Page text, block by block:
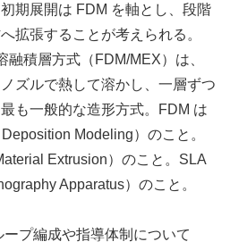
期展開は FDM を軸とし、段階
拡張することが考えられる。
融積層方式（FDM/MEX）は、
ズルで熱して溶かし、一層ずつ
も一般的な造形方式。FDM は
Modeling）のこと。
Extrusion）のこと。SLA
Apparatus）のこと。
プ編成や指導体制について